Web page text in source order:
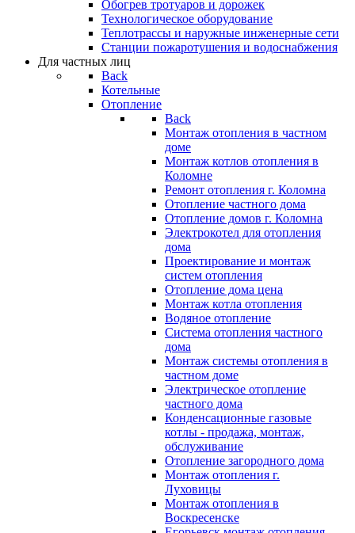
Обогрев тротуаров и дорожек
Технологическое оборудование
Теплотрассы и наружные инженерные сети
Станции пожаротушения и водоснабжения
Для частных лиц
Back
Котельные
Отопление
Back
Монтаж отопления в частном
доме
Монтаж котлов отопления в
Коломне
Ремонт отопления г. Коломна
Отопление частного дома
Отопление домов г. Коломна
Электрокотел для отопления
дома
Проектирование и монтаж
систем отопления
Отопление дома цена
Монтаж котла отопления
Водяное отопление
Система отопления частного
дома
Монтаж системы отопления в
частном доме
Электрическое отопление
частного дома
Конденсационные газовые
котлы - продажа, монтаж,
обслуживание
Отопление загородного дома
Монтаж отопления г.
Луховицы
Монтаж отопления в
Воскресенске